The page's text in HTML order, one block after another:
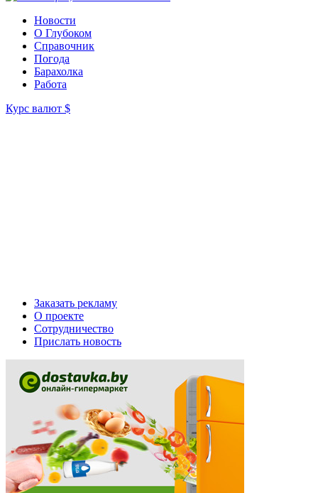
Новости
О Глубоком
Справочник
Погода
Барахолка
Работа
Курс валют $
Заказать рекламу
О проекте
Сотрудничество
Прислать новость